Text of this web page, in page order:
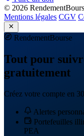
© 2026
Mentions légales CGV
RendementBourse
Tout pour
gratuitement
Créez votre compte en
Alertes
Portefeuilles
PEA